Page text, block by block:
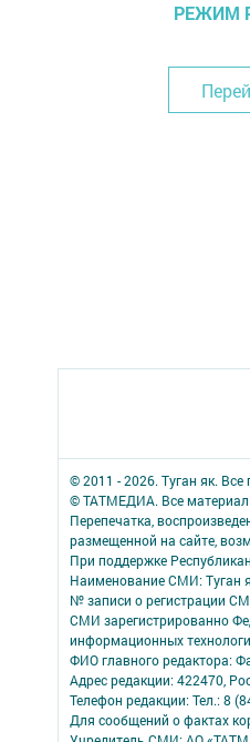
РЕЖИМ
© 2011 - 2026. Туган як.
© ТАТМЕДИА. Все
Перепечатка,
размещенной на сайте,
При поддержке
Наименование СМИ: Туган
№ записи о регистрации
СМИ зарегистрированно
информационных
ФИО главного редактора:
Адрес редакции: 422470,
Телефон редакции: Тел.: 8
Для сообщений о фактах